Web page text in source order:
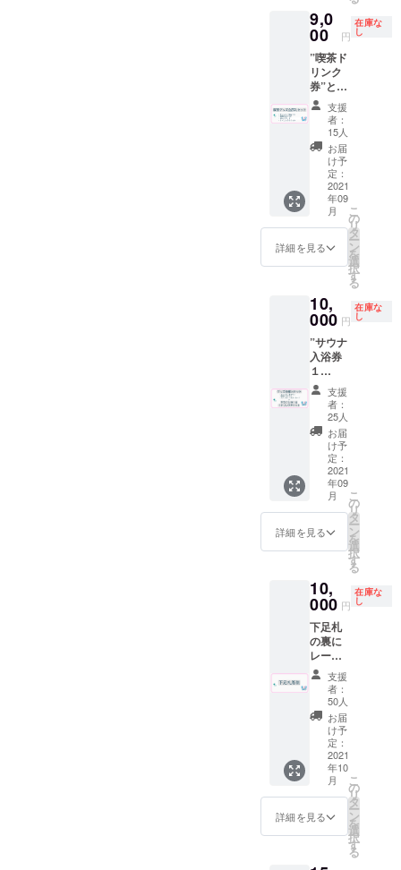
kamaw
anu.jp
の
江澤氏
にご依
頼させ
て頂き
まし
た。 サ
イズ
33cm×
90cm
綿１０
０％ 日
染めの
ため色
色移り
するこ
とがあ
りま
す。
使って
いくう
ちに落
ち着い
て風合
いが増
しま
す。 ※
郵送は
９月中
頃を予
定して
おりま
す。 閉
してお
りま
す。 ※
送料は
プロ
ジェク
トオー
ナー負
担とな
りま
す。 グ
ラスに
ついて
喫茶深
海の屋
リント
した
ラスで
す。 サ
イズ
円周
210mm
口径
6.7×高
さ８cm
販売が
可能の
場合）
但し未
成年の
方はソ
フトド
リンク
のみの
ご注文
に限り
ます。
※有効期
限2022
年９月
末 ※送
料はプ
ナー負
担とな
す。 て
ぬぐい
につい
て デザ
インを
上堀内
美術
氏
https://t
witter.c
om/mid
uno_m
e?s=20
制作を
かまわ
kamaw
anu.jp
の
江澤氏
にご依
頼させ
て頂き
まし
た。 サ
イズ
33cm×
90cm
綿１０
０％ 日
染めの
ため色
過去に
使用し
てい
た”サウ
ナ100円
引き
券”を代
用致し
ます。
※ドリン
ク券は
アル
コール
も可
（使用
時に喫
茶での
場合）
但し未
成年の
方はソ
フトド
リンク
のみの
ご注文
に限り
ます。
※有効期
限2022
年９月
末 ※郵
送は9月
中頃を
予定し
プロ
ジェク
トオー
ナー負
担とな
りま
す。 て
ぬぐい
につい
て デザ
インを
上堀内
美術氏
https://t
witter.c
om/mid
uno_m
e?s=20
9,0
00 円
在庫な
し
”喫茶ド
リンク
券”と”T
シャ
ツ”と”
てぬぐ
い”と”
グラ
ス”と"
ポスト
カー
ド"を同
封して
お送り
させて
頂きま
礼品の
詳細は
各リ
ターン
でご確
認下さ
い。 ※
ドリン
ク券は
過去に
使用し
てい
た”サウ
ナ100円
引き
券”を代
用致し
※ドリン
アル
コール
も可
（使用
時に喫
茶での
酒類の
販売が
可能の
場合）
但し未
成年の
方はソ
フトド
リンク
のみの
ご注文
支援
者：
15人
お届
け予
定：
2021
年09
月
詳細を見る
こ
の
リ
タ
ー
ン
を
選
択
す
る
10,
000 円
在庫な
し
”サウナ
入浴券
１
枚”と”
喫茶ド
リンク
券１
枚”と"
ポスト
カー
ド"と”
グラ
ス”と”
てぬぐ
い”と”T
シャ
ステッ
カー”を
同封し
てお送
りさせ
て頂き
ます。
※ドリン
ク券は
過去に
使用し
てい
た”サウ
ナ100円
引き
券”を代
用致し
※ドリン
支援
者：
25人
お届
け予
定：
2021
年09
月
詳細を見る
こ
の
リ
タ
ー
ン
を
選
択
す
る
10,
000 円
在庫な
し
下足札
の裏に
レー
ザー彫
刻でお
好きな
名前や
一言を
入れる
権利。
紛失や
壊れが
ない限
り残り
続けま
す。 必
支援
者：
50人
お届
け予
定：
2021
年10
月
詳細を見る
こ
の
リ
タ
ー
ン
を
選
択
す
る